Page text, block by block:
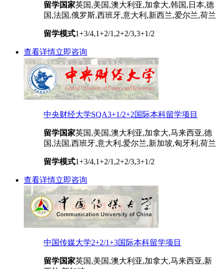
留学国家英国,美国,澳大利亚,加拿大,韩国,日本,德
国,法国,俄罗斯,西班牙,意大利,新西兰,爱尔兰,荷兰
留学模式1+3/4,1+2/1,2+2/3,3+1/2
查看详情立即咨询
中央财经大学SQA3+1/2+2国际本科留学项目
留学国家英国,美国,澳大利亚,加拿大,马来西亚,德
国,法国,西班牙,意大利,爱尔兰,新加坡,匈牙利,荷兰
留学模式1+3/4,1+2/1,2+2/3,3+1/2
查看详情立即咨询
中国传媒大学2+2/1+3国际本科留学项目
留学国家英国,美国,澳大利亚,加拿大,马来西亚,新